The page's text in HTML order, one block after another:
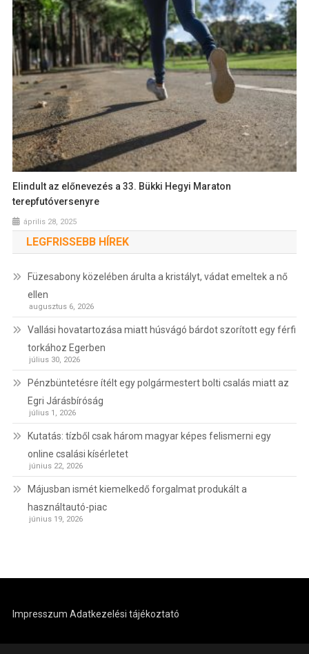
Elindult az előnevezés a 33. Bükki Hegyi Maraton
terepfutóversenyre
április 28, 2025
LEGFRISSEBB HÍREK
Füzesabony közelében árulta a kristályt, vádat emeltek a nő
ellen
augusztus 6, 2026
Vallási hovatartozása miatt húsvágó bárdot szorított egy férfi
torkához Egerben
július 30, 2026
Pénzbüntetésre ítélt egy polgármestert bolti csalás miatt az
Egri Járásbíróság
július 1, 2026
Kutatás: tízből csak három magyar képes felismerni egy
online csalási kísérletet
június 22, 2026
Májusban ismét kiemelkedő forgalmat produkált a
használtautó-piac
június 19, 2026
Impresszum Adatkezelési tájékoztató